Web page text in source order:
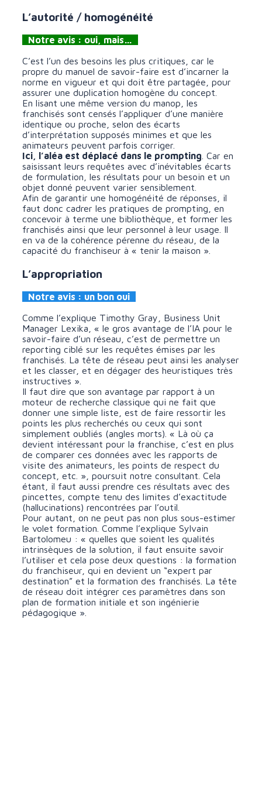
L’autorité / homogénéité
Notre avis : oui, mais…
C’est l’un des besoins les plus critiques, car le
propre du manuel de savoir-faire est d’incarner la
norme en vigueur et qui doit être partagée, pour
assurer une duplication homogène du concept.
En lisant une même version du manop, les
franchisés sont censés l’appliquer d’une manière
identique ou proche, selon des écarts
d’interprétation supposés minimes et que les
animateurs peuvent parfois corriger.
Ici, l’aléa est déplacé dans le prompting . Car en
saisissant leurs requêtes avec d’inévitables écarts
de formulation, les résultats pour un besoin et un
objet donné peuvent varier sensiblement.
Afin de garantir une homogénéité de réponses, il
faut donc cadrer les pratiques de prompting, en
concevoir à terme une bibliothèque, et former les
franchisés ainsi que leur personnel à leur usage. Il
en va de la cohérence pérenne du réseau, de la
capacité du franchiseur à « tenir la maison ».
L’appropriation
Notre avis : un bon oui
Comme l’explique Timothy Gray, Business Unit
Manager Lexika, « le gros avantage de l’IA pour le
savoir-faire d’un réseau, c’est de permettre un
reporting ciblé sur les requêtes émises par les
franchisés. La tête de réseau peut ainsi les analyser
et les classer, et en dégager des heuristiques très
instructives ».
Il faut dire que son avantage par rapport à un
moteur de recherche classique qui ne fait que
donner une simple liste, est de faire ressortir les
points les plus recherchés ou ceux qui sont
simplement oubliés (angles morts). « Là où ça
devient intéressant pour la franchise, c’est en plus
de comparer ces données avec les rapports de
visite des animateurs, les points de respect du
concept, etc. », poursuit notre consultant. Cela
étant, il faut aussi prendre ces résultats avec des
pincettes, compte tenu des limites d’exactitude
(hallucinations) rencontrées par l’outil.
Pour autant, on ne peut pas non plus sous-estimer
le volet formation. Comme l’explique Sylvain
Bartolomeu : « quelles que soient les qualités
intrinsèques de la solution, il faut ensuite savoir
l’utiliser et cela pose deux questions : la formation
du franchiseur, qui en devient un “expert par
destination” et la formation des franchisés. La tête
de réseau doit intégrer ces paramètres dans son
plan de formation initiale et son ingénierie
pédagogique ».